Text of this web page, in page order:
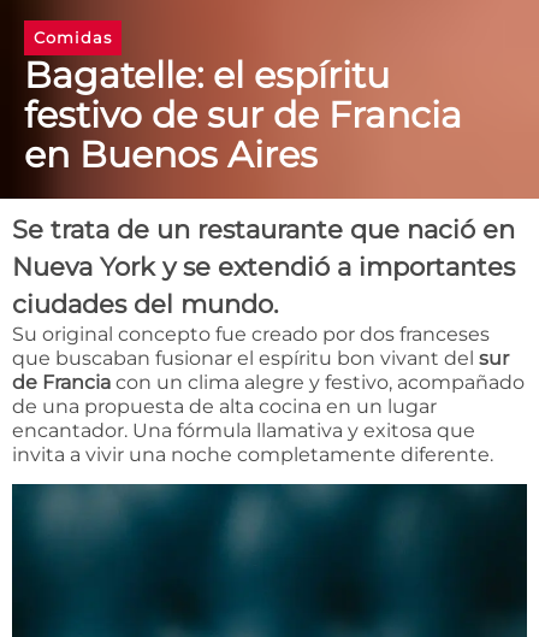
Comidas
Bagatelle: el espíritu
festivo de sur de Francia
en Buenos Aires
Se trata de un restaurante que nació en
Nueva York y se extendió a importantes
ciudades del mundo.
Su original concepto fue creado por dos franceses
que buscaban fusionar el espíritu bon vivant del sur
de Francia con un clima alegre y festivo, acompañado
de una propuesta de alta cocina en un lugar
encantador. Una fórmula llamativa y exitosa que
invita a vivir una noche completamente diferente.